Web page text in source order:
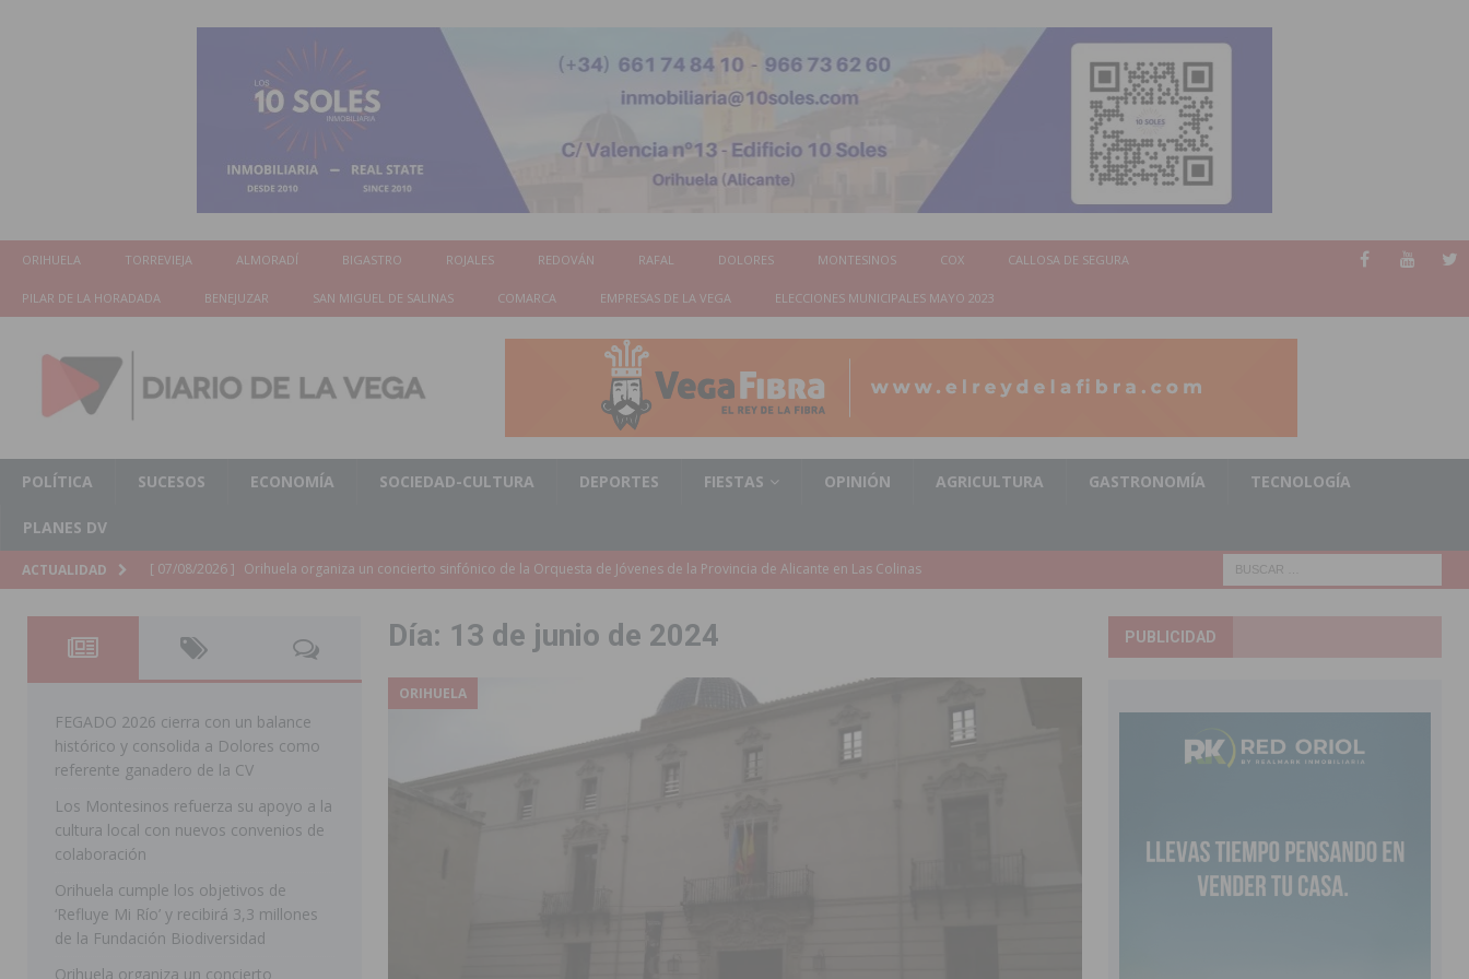
ORIHUELA TORREVIEJA ALMORADÍ BIGASTRO ROJALES REDOVÁN RAFAL DOLORES MONTESINOS COX CALLOSA DE SEGURA
PILAR DE LA HORADADA BENEJUZAR SAN MIGUEL DE SALINAS COMARCA EMPRESAS DE LA VEGA ELECCIONES MUNICIPALES MAYO 2023
POLÍTICA SUCESOS ECONOMÍA SOCIEDAD-CULTURA DEPORTES FIESTAS OPINIÓN AGRICULTURA GASTRONOMÍA TECNOLOGÍA
PLANES DV
ACTUALIDAD [ 07/08/2026 ] El Ayuntamiento de Almoradí mejora la accesibilidad de las aceras del entorno del CEIP Pascual Andreu
[ 07/08/2026 ]
Educación destina 1,2 millones adicionales al CEIP nº 2 de Catral dentro del Plan Edificant
[ 07/08/2026 ] La Policía Nacional desarticula un grupo criminal especializado en el robo de vehículos de alta gama mediante la
clonación de llaves electrónicas
[ 07/08/2026 ] Torrevieja impulsa el empleo con la contratación de 55 personas desempleadas a través de seis programas
[ 07/08/2026 ] Raiguero de Bonanza alerta del riesgo de incendios e inundaciones por el estado de sus barrancos
[ 07/08/2026 ]
[ 07/08/2026 ] Benferri ya se prepara para dar comienzo a sus Fiestas 2026
Día: 13 de junio de 2024
ORIHUELA
FEGADO 2026 cierra con un balance
histórico y consolida a Dolores como
referente ganadero de la CV
Los Montesinos refuerza su apoyo a la
cultura local con nuevos convenios de
colaboración
Orihuela cumple los objetivos de
‘Refluye Mi Río’ y recibirá 3,3 millones
de la Fundación Biodiversidad
Orihuela organiza un concierto
PUBLICIDAD